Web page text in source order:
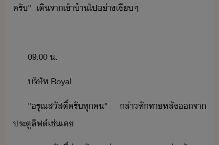
ครั​"​ ​ ​เิ​จา​เข้า​้า​ไป​่า​เีๆ
09.00​ ​.
ริษัท​ ​Royal
"​รุณสัสิ์​ครั​ทุค​"​ ​ล่า​ทัทา​หลั​จา​
ประตู​ลิฟต์​เช่เค